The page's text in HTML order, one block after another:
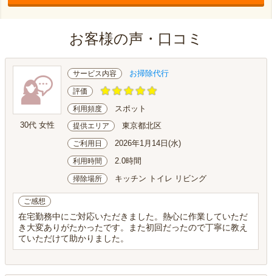
お客様の声・口コミ
30代 女性
サービス内容 お掃除代行
評価
利用頻度 スポット
提供エリア 東京都北区
ご利用日 2026年1月14日(水)
利用時間 2.0時間
掃除場所 キッチン トイレ リビング
ご感想
在宅勤務中にご対応いただきました。熱心に作業していただ
き大変ありがたかったです。また初回だったので丁寧に教え
ていただけて助かりました。